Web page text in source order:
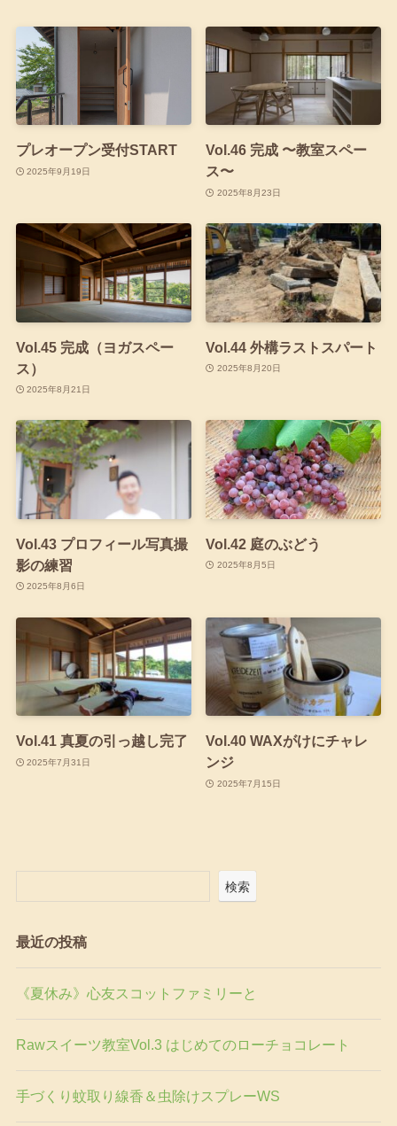
プレオープン受付START
2025年9月19日
Vol.46 完成 〜教室スペー
ス〜
2025年8月23日
Vol.45 完成（ヨガスペー
ス）
2025年8月21日
Vol.44 外構ラストスパート
2025年8月20日
Vol.43 プロフィール写真撮
影の練習
2025年8月6日
Vol.42 庭のぶどう
2025年8月5日
Vol.41 真夏の引っ越し完了
2025年7月31日
Vol.40 WAXがけにチャレ
ンジ
2025年7月15日
検索
最近の投稿
《夏休み》心友スコットファミリーと
Rawスイーツ教室Vol.3 はじめてのローチョコレート
手づくり蚊取り線香＆虫除けスプレーWS